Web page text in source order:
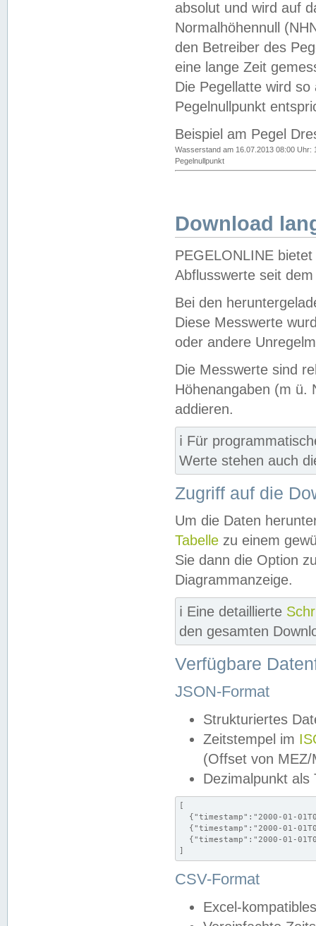
absolut und wird auf
Normalhöhennull
den Betreiber des
eine lange Zeit
Die Pegellatte wird
Pegelnullpunkt
Beispiel am Pegel
Wasserstand am 16.07.2013 08:00 Uhr:
Pegelnullpunkt
Download
PEGELONLINE
Abflusswerte seit
Bei den
Diese Messwerte
oder andere
Die Messwerte sind
Höhenangaben (m ü.
addieren.
ℹ️ Für
Werte stehen auch
Zugriff auf die
Um die Daten
Tabelle zu einem
Sie dann die Option
Diagrammanzeige.
ℹ️ Eine detaillierte
den gesamten
Verfügbare
JSON-Format
Strukturiertes
Zeitstempel im
(Offset von MEZ/
Dezimalpunkt als
[
{"timestamp":"2000-01-
{"timestamp":"2000-01-
{"timestamp":"2000-01-
]
CSV-Format
Excel-